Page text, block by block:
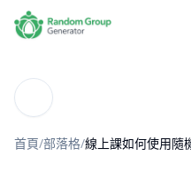
部落格
首頁/部落格/線上課如何使用隨